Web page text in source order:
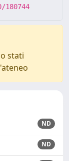
stati
ND
ND